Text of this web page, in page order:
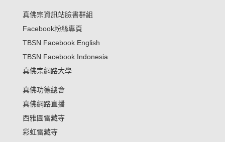
真佛宗資訊站臉書群組
Facebook粉絲專頁
TBSN Facebook English
TBSN Facebook Indonesia
真佛宗網路大學
真佛功德總會
真佛網路直播
西雅圖雷藏寺
彩虹雷藏寺